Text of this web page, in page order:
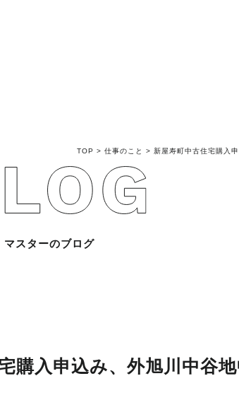
会社概要
TOP > 仕事のこと > 新屋寿町中古住宅購入
マスターのブログ
購入申込み、外旭川中谷